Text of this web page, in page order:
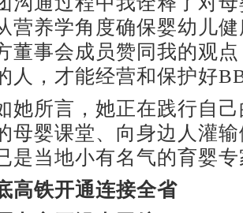
营养学角度确保婴幼儿
董事会成员赞同我的观
人，才能经营和保护好
所言，她正在践行自己
母婴课堂、向身边人灌
是当地小有名气的育婴
高铁开通连接全省